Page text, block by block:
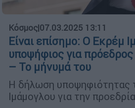
Κόσμος|07.03.2025 13:11
Είναι επίσημο: Ο Εκρέμ
υποψήφιος για
– Το μήνυμά του
Η δήλωση υποψηφιότητας
Ιμάμογλου για την